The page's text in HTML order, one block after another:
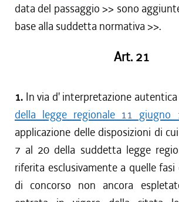
data del passaggio >> sono
base alla suddetta normativa >>.
Art. 21
1. In via d' interpretazione
della legge regionale 11 giugno
applicazione delle disposizioni di
7 al 20 della suddetta legge
riferita esclusivamente a quelle fasi
di concorso non ancora